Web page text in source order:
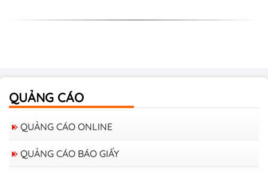
QUẢNG CÁO
QUẢNG CÁO ONLINE
QUẢNG CÁO BÁO GIẤY